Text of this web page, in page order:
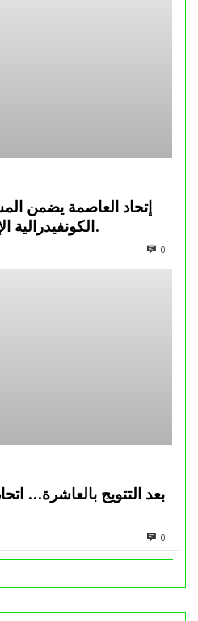
إتحاد العاصمة يضمن
الكونفيدرالية الإفريقية الموسم القادم.
0
بعد التتويج بالعاشرة…
0